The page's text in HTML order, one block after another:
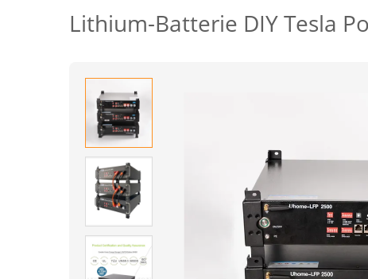
Lithium-Batterie DIY Tesla